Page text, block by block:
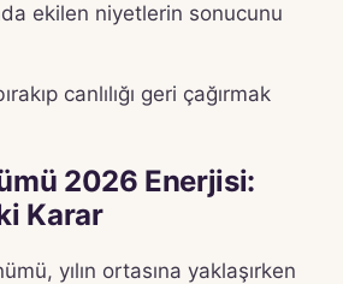
ekilen niyetlerin sonucunu
canlılığı geri çağırmak
2026 Enerjisi:
Karar
yılın ortasına yaklaşırken